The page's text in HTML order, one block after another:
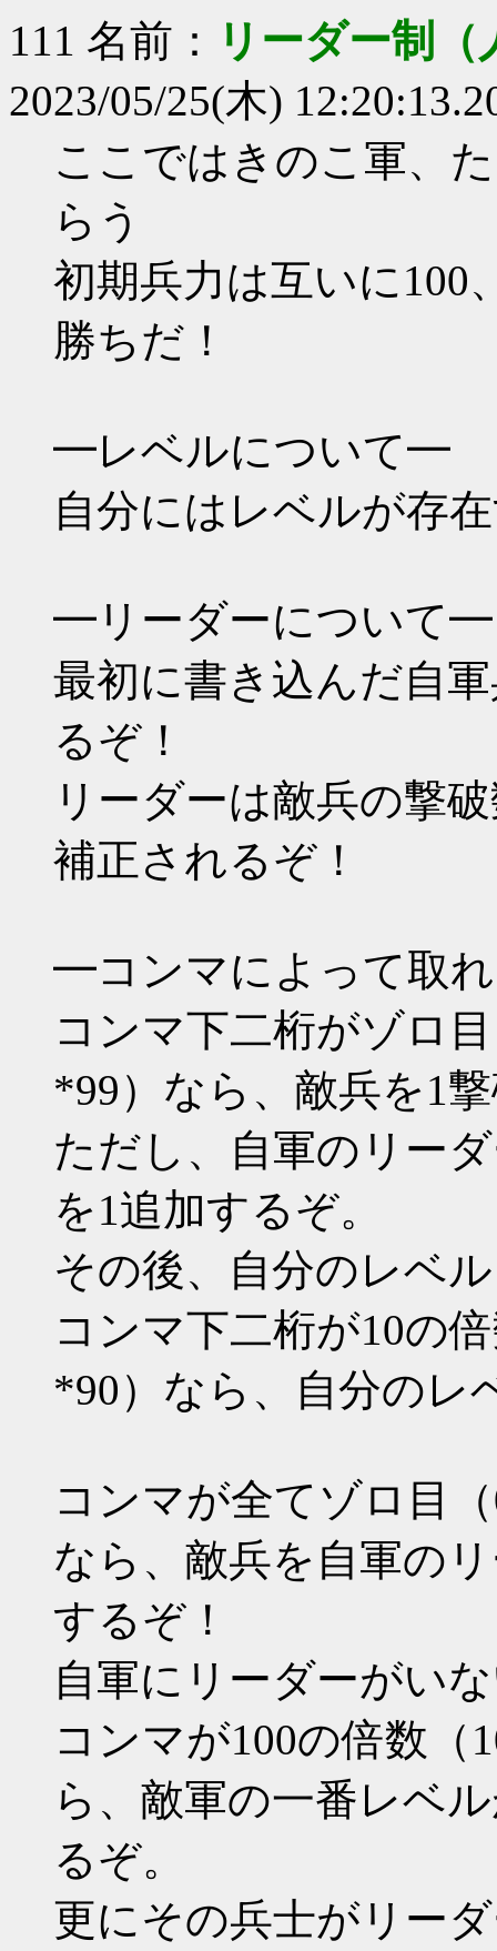
111 名前：
リーダー制
2023/05/25(木)
ここではきのこ軍、
らう
初期兵力は互いに100
勝ちだ！
━レベルについて━
自分にはレベルが存
━リーダーについて━
最初に書き込んだ自
るぞ！
リーダーは敵兵の撃
補正されるぞ！
━コンマによって取
コンマ下二桁がゾロ
*99）なら、敵兵を1
ただし、自軍のリー
を1追加するぞ。
その後、自分のレベ
コンマ下二桁が10の
*90）なら、自分のレ
コンマが全てゾロ目（
なら、敵兵を自軍の
するぞ！
自軍にリーダーがい
コンマが100の倍数（
ら、敵軍の一番レベ
るぞ。
更にその兵士がリー